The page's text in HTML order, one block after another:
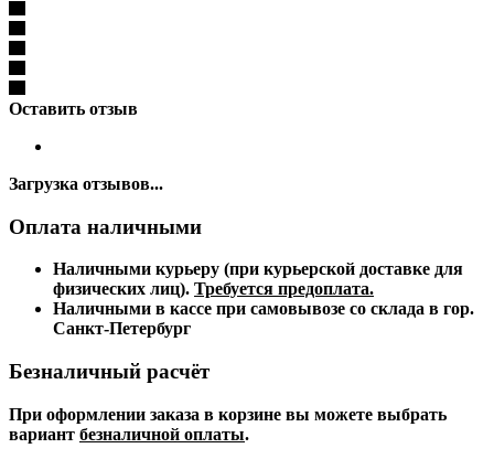
Оставить отзыв
Загрузка отзывов...
Оплата наличными
Наличными курьеру (при курьерской доставке для
физических лиц). Требуется предоплата.
Наличными в кассе при самовывозе со склада в гор.
Санкт-Петербург
Безналичный расчёт
При оформлении заказа в корзине вы можете выбрать
вариант безналичной оплаты.